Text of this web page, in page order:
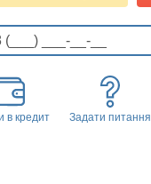
в кредит Задати питання